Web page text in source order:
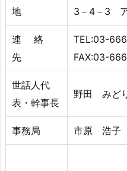
地
3－4－3
連 絡
先
TEL:03-
FAX:03-
世話人代
表・幹事長
野田 みど
事務局 市原 浩子